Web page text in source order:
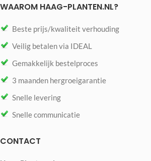
WAAROM HAAG-PLANTEN.NL?
Beste prijs/kwaliteit verhouding
Veilig betalen via IDEAL
Gemakkelijk bestelproces
3 maanden hergroeigarantie
Snelle levering
Snelle communicatie
CONTACT